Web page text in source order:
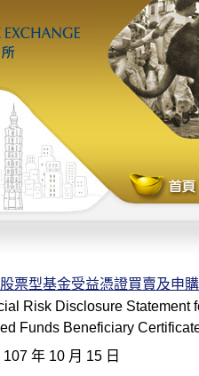
票型基金受益憑證買賣及申
Risk Disclosure Statement
Funds Beneficiary
107 年 10 月 15 日